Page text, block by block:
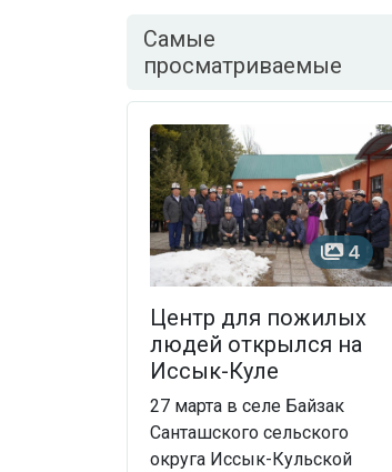
Самые
просматриваемые
4
Центр для пожилых
людей открылся на
Иссык-Куле
27 марта в селе Байзак
Санташского сельского
округа Иссык-Кульской